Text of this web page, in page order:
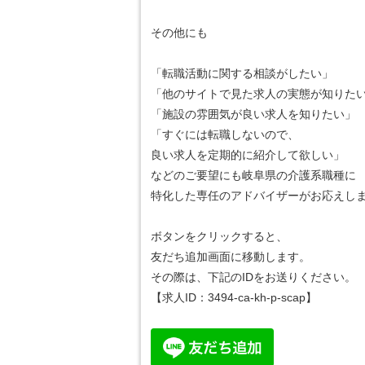
その他にも
「転職活動に関する相談がしたい」
「他のサイトで見た求人の実態が知りたい
「施設の雰囲気が良い求人を知りたい」
「すぐには転職しないので、
良い求人を定期的に紹介して欲しい」
などのご要望にも岐阜県の介護系職種に
特化した専任のアドバイザーがお応えし
ボタンをクリックすると、
友だち追加画面に移動します。
その際は、下記のIDをお送りください。
【求人ID： 3494-ca-kh-p-scap】